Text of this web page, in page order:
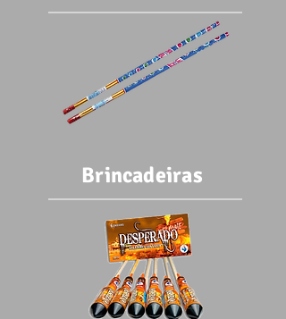
Brincadeiras